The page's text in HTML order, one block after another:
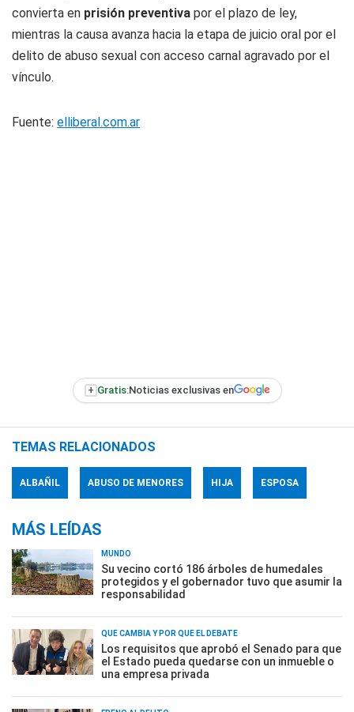
convierta en prisión preventiva por el plazo de ley,
mientras la causa avanza hacia la etapa de juicio oral por el
delito de abuso sexual con acceso carnal agravado por el
vínculo.
Fuente: elliberal.com.ar
+ Gratis:Noticias exclusivas en
TEMAS RELACIONADOS
ALBAÑIL ABUSO DE MENORES HIJA ESPOSA
MÁS LEÍDAS
MUNDO
Su vecino cortó 186 árboles de humedales
protegidos y el gobernador tuvo que asumir la
responsabilidad
QUÉ CAMBIA Y POR QUÉ EL DEBATE
Los requisitos que aprobó el Senado para que
el Estado pueda quedarse con un inmueble o
una empresa privada